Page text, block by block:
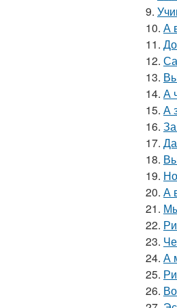
9.
10. А
11.
12.
13.
14. А
15. А
16.
17.
18.
19.
20. А
21.
22.
23.
24. А
25.
26.